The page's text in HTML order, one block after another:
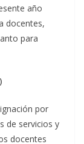
año
docentes,
para
por
de servicios y
docentes